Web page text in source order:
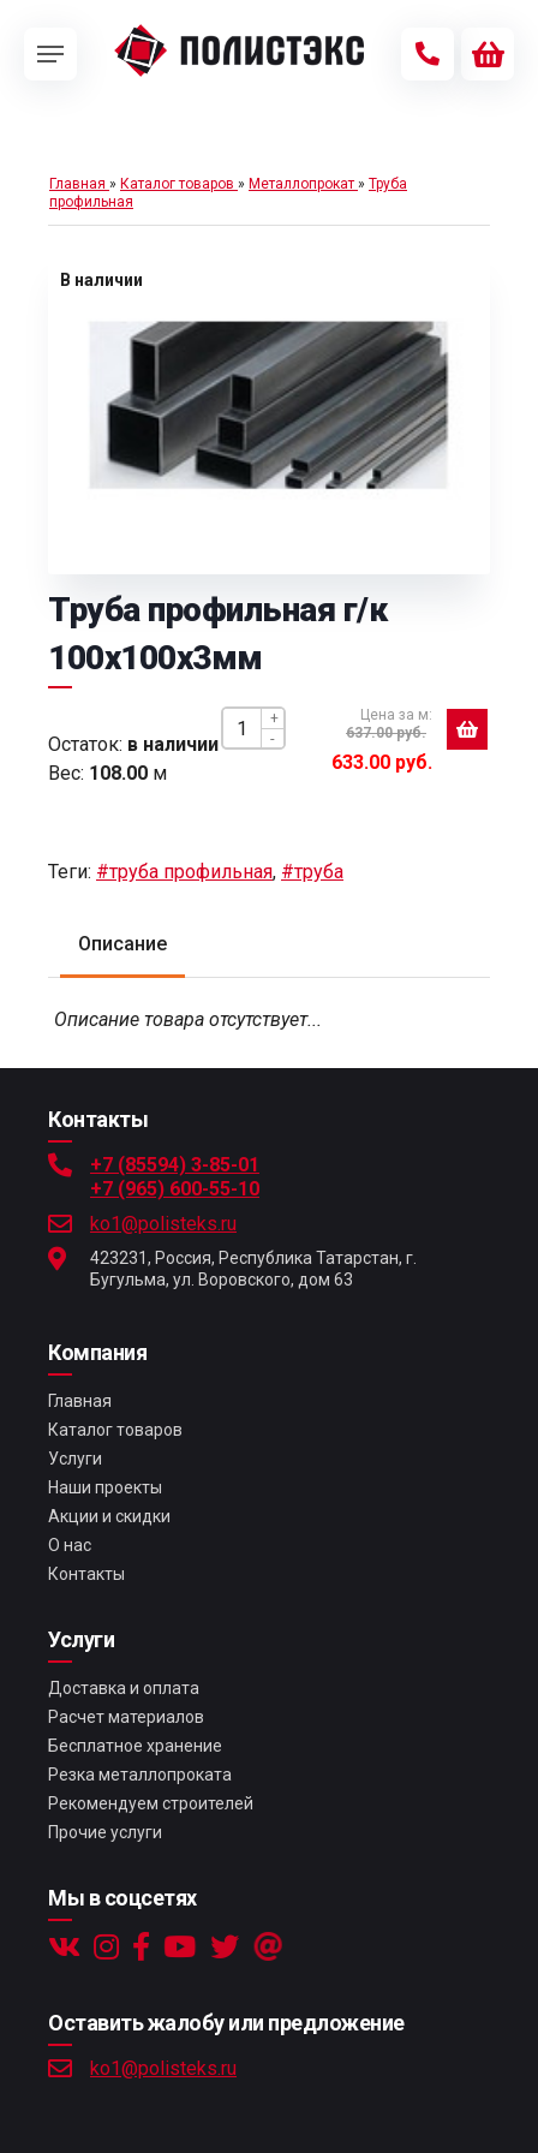
Главная » Каталог товаров » Металлопрокат » Труба
профильная
В наличии
Труба профильная г/к
100х100х3мм
-
+
Цена за м:
637.00 руб.
633.00 руб.
Остаток: в наличии
Вес: 108.00 м
Теги: #труба профильная, #труба
Описание
Описание товара отсутствует...
Контакты
+7 (85594) 3-85-01
+7 (965) 600-55-10
ko1@polisteks.ru
423231, Россия, Республика Татарстан, г.
Бугульма, ул. Воровского, дом 63
Компания
Главная
Каталог товаров
Услуги
Наши проекты
Акции и скидки
О нас
Контакты
Услуги
Доставка и оплата
Расчет материалов
Бесплатное хранение
Резка металлопроката
Рекомендуем строителей
Прочие услуги
Мы в соцсетях
Оставить жалобу или предложение
ko1@polisteks.ru